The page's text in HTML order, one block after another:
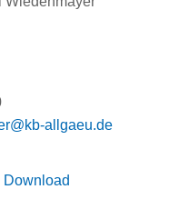
allgaeu.de
Download